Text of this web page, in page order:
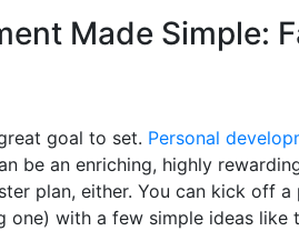
Made Simple:
goal to set. Personal
be an enriching, highly
plan, either. You can kick off
with a few simple ideas like